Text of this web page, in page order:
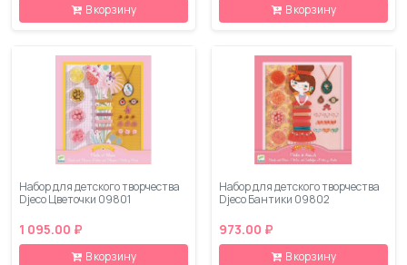
В корзину В корзину
Набор для детского творчества
Djeco Цветочки 09801
1 095.00 ₽
В корзину
Набор для детского творчества
Djeco Бантики 09802
973.00 ₽
В корзину